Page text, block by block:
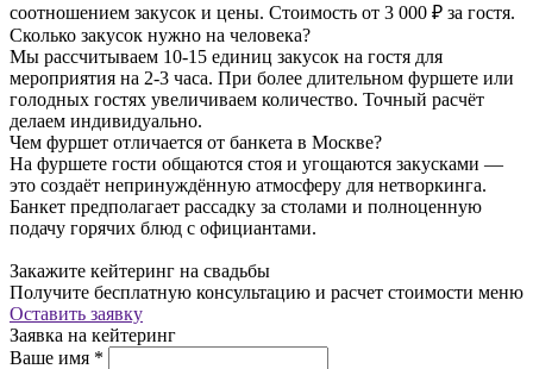
соотношением закусок и цены. Стоимость от 3 000 ₽ за гостя.
Сколько закусок нужно на человека?
Мы рассчитываем 10-15 единиц закусок на гостя для
мероприятия на 2-3 часа. При более длительном фуршете или
голодных гостях увеличиваем количество. Точный расчёт
делаем индивидуально.
Чем фуршет отличается от банкета в Москве?
На фуршете гости общаются стоя и угощаются закусками —
это создаёт непринуждённую атмосферу для нетворкинга.
Банкет предполагает рассадку за столами и полноценную
подачу горячих блюд с официантами.
Закажите кейтеринг на свадьбы
Получите бесплатную консультацию и расчет стоимости меню
Оставить заявку
Заявка на кейтеринг
Ваше имя *